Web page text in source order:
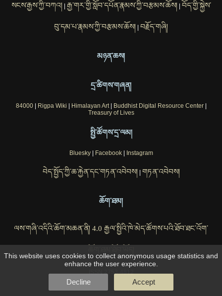
སངས་རྒྱས་ཀྱི་བཀའ།| རྒྱ་གར་གྱི་སློབ་དཔོན་རྣམས་ཀྱི་བརྩམས་ཆོས།| བོད་གྱི་སྐྱེས་
བུ་དམ་པ་རྣམས་ཀྱི་བརྩམས་ཆོས། | བརྗོད་གཞི།
མཉན་ཆས།
དྲ་ཚིགས་གཞན།
84000| Rigpa Wiki | Himalayan Art| Buddhist Digital Resource Center|
Treasury of Lives
སྤྱི་ཚོགས་དྲ་ལམ།
Bluesky| Facebook| Instagram
བེད་སྤྱོད་ཀྱི་ཆ་རྐྱེན་དང་གཏན་འབེབས།| གཏན་འབེབས།
ཆོག་ཐམ།
ལས་གཞི་འདིའི་ཆོག་མཆན་ནི། 4.0 རྒྱལ་སྤྱིའི་ཁེ་མེད་ཚོགས་པའི་ཐོབ་ཐང་འོག་
ISSN 2753-4812
This website uses cookies to collect anonymous usage statistics and
enhance the user experience.
Decline Accept